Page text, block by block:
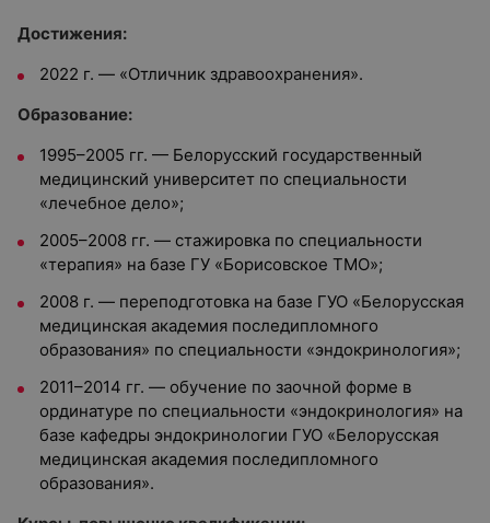
Достижения:
2022 г. — «Отличник здравоохранения».
Образование:
1995–2005 гг. — Белорусский государственный
медицинский университет по специальности
«лечебное дело»;
2005–2008 гг. — стажировка по специальности
«терапия» на базе ГУ «Борисовское ТМО»;
2008 г. — переподготовка на базе ГУО «Белорусская
медицинская академия последипломного
образования» по специальности «эндокринология»;
2011–2014 гг. — обучение по заочной форме в
ординатуре по специальности «эндокринология» на
базе кафедры эндокринологии ГУО «Белорусская
медицинская академия последипломного
образования».